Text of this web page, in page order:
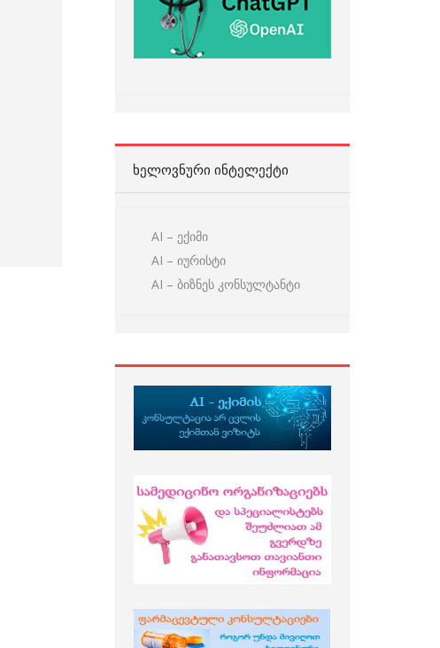
ᲮᲔᲚᲝᲕᲜᲣᲠᲘ ᲘᲜᲢᲔᲚᲔᲥᲢᲘ
AI – ექიმი
AI – იურისტი
AI – ბიზნეს კონსულტანტი